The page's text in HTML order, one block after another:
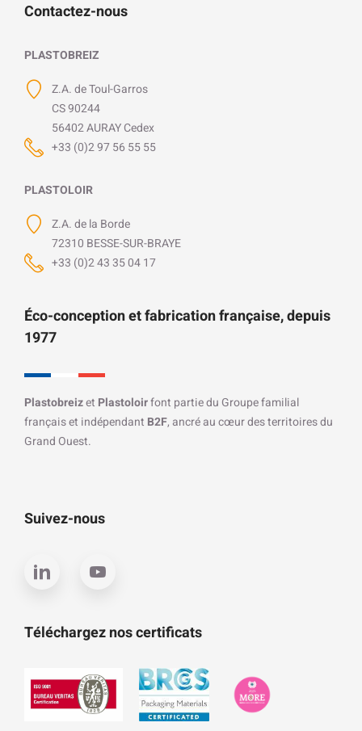
Contactez-nous
PLASTOBREIZ
Z.A. de Toul-Garros
CS 90244
56402 AURAY Cedex
+33 (0)2 97 56 55 55
PLASTOLOIR
Z.A. de la Borde
72310 BESSE-SUR-BRAYE
+33 (0)2 43 35 04 17
Éco-conception et fabrication française, depuis
1977
Plastobreizet Plastoloirfont partie du Groupe familial
français et indépendant B2F, ancré au cœur des territoires du
Grand Ouest.
Suivez-nous
Téléchargez nos certificats